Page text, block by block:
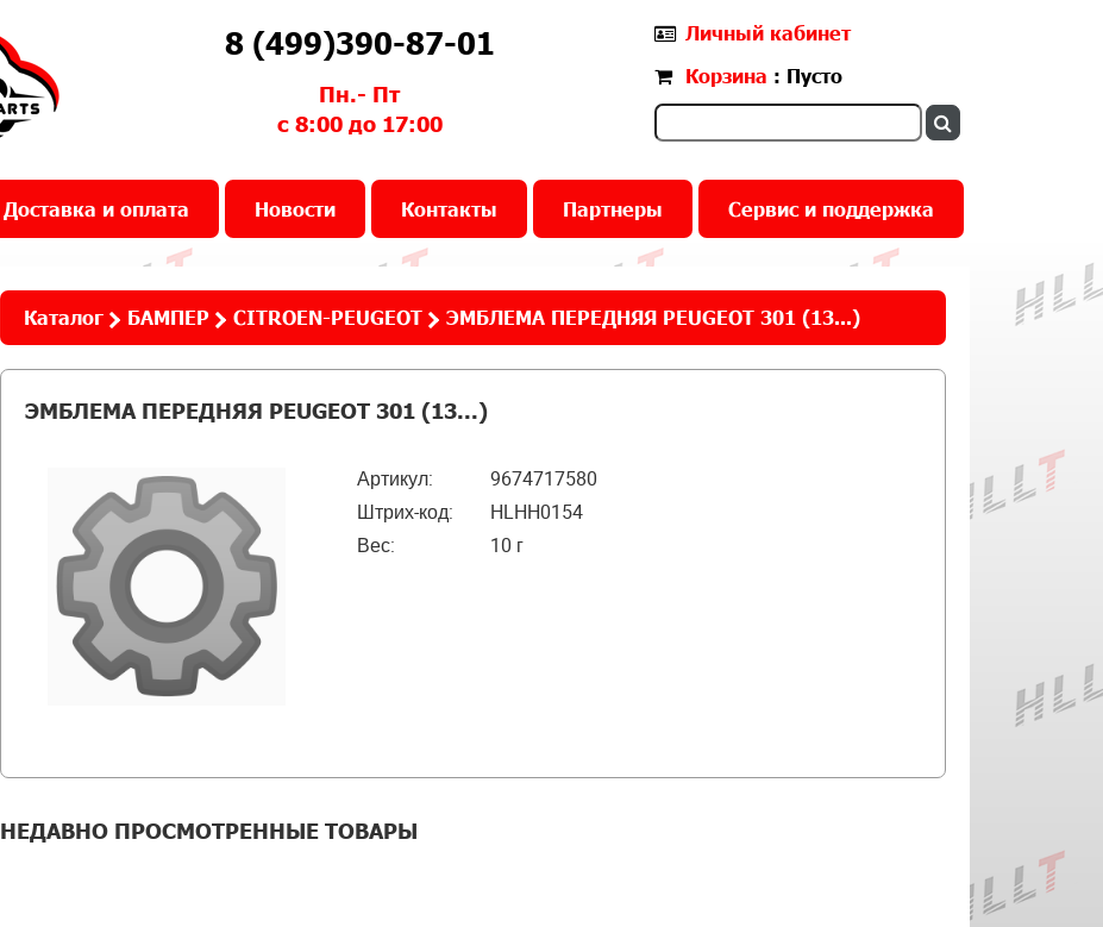
8 (499)390-87-01
Пн.- Пт
с 8:00 до 17:00
Личный кабинет
Корзина : Пусто
Доставка и оплата Новости Контакты Партнеры Сервис и поддержка
Каталог БАМПЕР CITROEN-PEUGEOT ЭМБЛЕМА ПЕРЕДНЯЯ PEUGEOT 301 (13...)
ЭМБЛЕМА ПЕРЕДНЯЯ PEUGEOT 301 (13...)
Артикул:
9674717580
Штрих-код:
HLHH0154
Вес:
10 г
НЕДАВНО ПРОСМОТРЕННЫЕ ТОВАРЫ